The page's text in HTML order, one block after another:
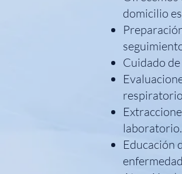
domicilio
Cuidado
laboratorio.
Educación